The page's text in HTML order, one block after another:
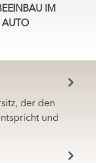
IM
AUTO
der den
und